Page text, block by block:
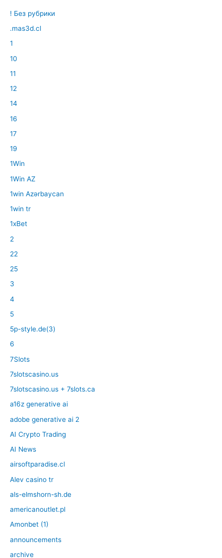
! Без рубрики
.mas3d.cl
1
10
11
12
14
16
17
19
1Win
1Win AZ
1win Azərbaycan
1win tr
1xBet
2
22
25
3
4
5
5p-style.de(3)
6
7Slots
7slotscasino.us
7slotscasino.us + 7slots.ca
a16z generative ai
adobe generative ai 2
AI Crypto Trading
AI News
airsoftparadise.cl
Alev casino tr
als-elmshorn-sh.de
americanoutlet.pl
Amonbet (1)
announcements
archive